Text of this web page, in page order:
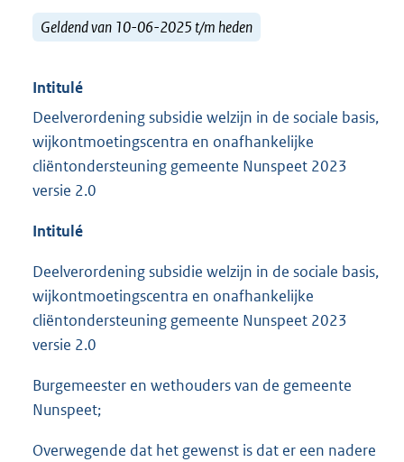
Geldend van 10-06-2025 t/m heden
Intitulé
Deelverordening subsidie welzijn in de sociale basis,
wijkontmoetingscentra en onafhankelijke
cliëntondersteuning gemeente Nunspeet 2023
versie 2.0
Intitulé
Deelverordening subsidie welzijn in de sociale basis,
wijkontmoetingscentra en onafhankelijke
cliëntondersteuning gemeente Nunspeet 2023
versie 2.0
Burgemeester en wethouders van de gemeente
Nunspeet;
Overwegende dat het gewenst is dat er een nadere